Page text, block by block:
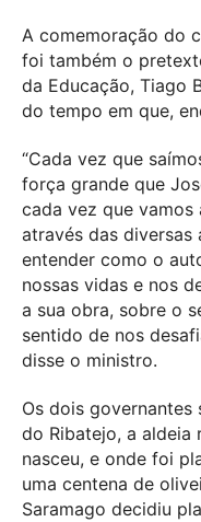
A comemoração do
foi também o
da Educação, Tiago
do tempo em que,
“Cada vez que
força grande que
cada vez que vamos
através das diversas
entender como o
nossas vidas e nos
a sua obra, sobre o
sentido de nos
disse o ministro.
Os dois governantes
do Ribatejo, a aldeia
nasceu, e onde foi
uma centena de
Saramago decidiu